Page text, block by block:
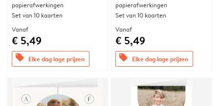
papierafwerkingen
Set van 10 kaarten
Vanaf
€ 5,49
offers Elke dag lage prijzen
papierafwerkingen
Set van 10 kaarten
Vanaf
€ 5,49
offers Elke dag lage prijzen